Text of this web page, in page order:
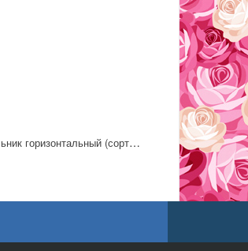
Можжевельник горизонтальный (сорт 'Wiltonii') Pa80-90 на штамбе